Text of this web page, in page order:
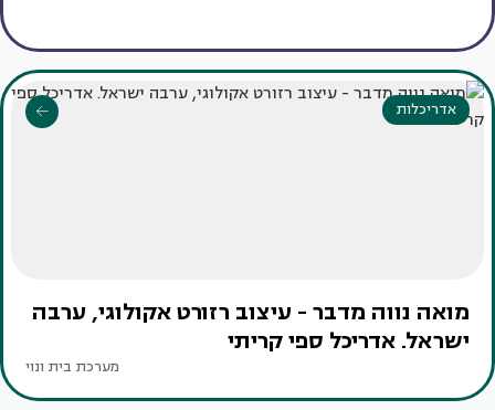
אדריכלות
מואה נווה מדבר - עיצוב רזורט אקולוגי, ערבה
ישראל. אדריכל ספי קריתי
מערכת בית ונוי